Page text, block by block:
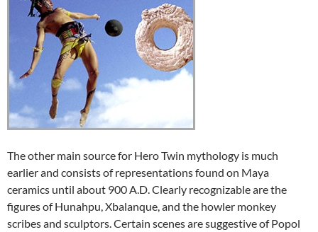
The other main source for Hero Twin mythology is much
earlier and consists of representations found on Maya
ceramics until about 900 A.D. Clearly recognizable are the
figures of Hunahpu, Xbalanque, and the howler monkey
scribes and sculptors. Certain scenes are suggestive of Popol